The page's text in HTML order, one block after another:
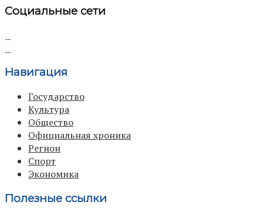
Социальные сети
Навигация
Государство
Культура
Общество
Официальная хроника
Регион
Спорт
Экономика
Полезные ссылки